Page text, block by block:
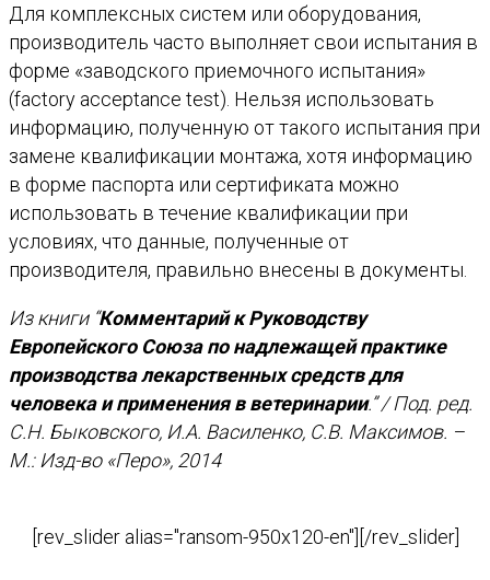
Для комплексных систем или оборудования,
производитель часто выполняет свои испытания в
форме «заводского приемочного испытания»
(factory acceptance test). Нельзя использовать
информацию, полученную от такого испытания при
замене квалификации монтажа, хотя информацию
в форме паспорта или сертификата можно
использовать в течение квалификации при
условиях, что данные, полученные от
производителя, правильно внесены в документы.
Из книги “Комментарий к Руководству
Европейского Союза по надлежащей практике
производства лекарственных средств для
человека и применения в ветеринарии.” / Под. ред.
С.Н. Быковского, И.А. Василенко, С.В. Максимов. –
М.: Изд-во «Перо», 2014
[rev_slider alias="ransom-950x120-en"][/rev_slider]